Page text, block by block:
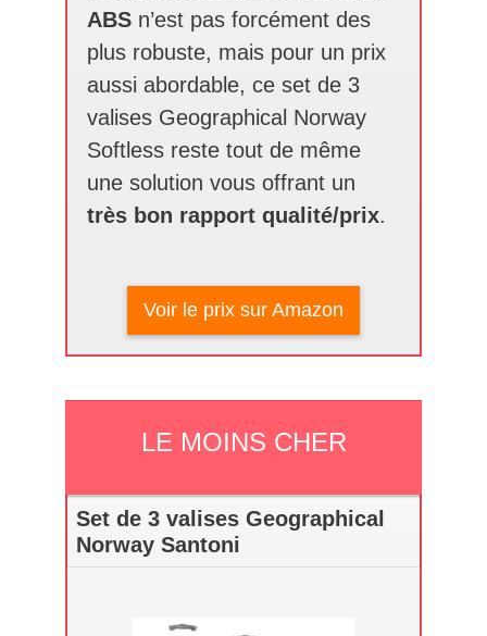
ABS n’est pas forcément des
plus robuste, mais pour un prix
aussi abordable, ce set de 3
valises Geographical Norway
Softless reste tout de même
une solution vous offrant un
très bon rapport qualité/prix.
Voir le prix sur Amazon
LE MOINS CHER
Set de 3 valises Geographical
Norway Santoni